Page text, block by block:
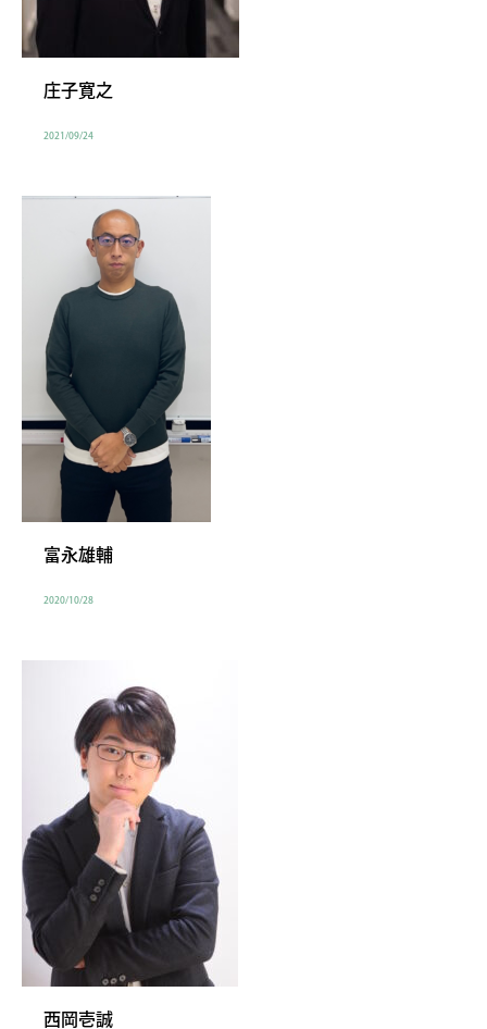
庄子寛之
2021/09/24
富永雄輔
2020/10/28
西岡壱誠